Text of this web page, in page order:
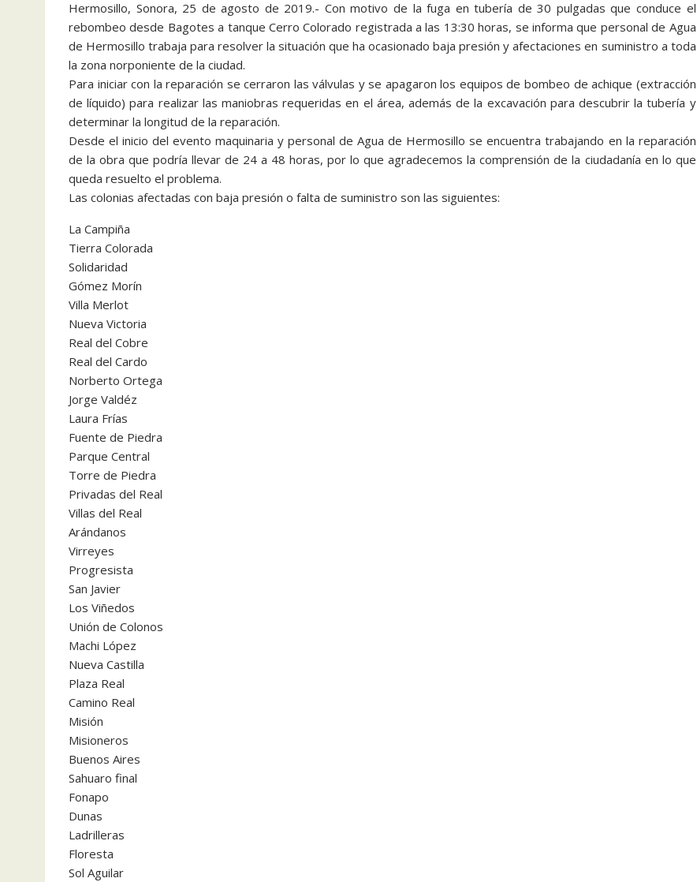
Hermosillo, Sonora, 25 de agosto de 2019.- Con motivo de la fuga en tubería de 30 pulgadas que conduce el
rebombeo desde Bagotes a tanque Cerro Colorado registrada a las 13:30 horas, se informa que personal de Agua
de Hermosillo trabaja para resolver la situación que ha ocasionado baja presión y afectaciones en suministro a toda
la zona norponiente de la ciudad.
Para iniciar con la reparación se cerraron las válvulas y se apagaron los equipos de bombeo de achique (extracción
de líquido) para realizar las maniobras requeridas en el área, además de la excavación para descubrir la tubería y
determinar la longitud de la reparación.
Desde el inicio del evento maquinaria y personal de Agua de Hermosillo se encuentra trabajando en la reparación
de la obra que podría llevar de 24 a 48 horas, por lo que agradecemos la comprensión de la ciudadanía en lo que
queda resuelto el problema.
Las colonias afectadas con baja presión o falta de suministro son las siguientes:
La Campiña
Tierra Colorada
Solidaridad
Gómez Morín
Villa Merlot
Nueva Victoria
Real del Cobre
Real del Cardo
Norberto Ortega
Jorge Valdéz
Laura Frías
Fuente de Piedra
Parque Central
Torre de Piedra
Privadas del Real
Villas del Real
Arándanos
Virreyes
Progresista
San Javier
Los Viñedos
Unión de Colonos
Machi López
Nueva Castilla
Plaza Real
Camino Real
Misión
Misioneros
Buenos Aires
Sahuaro final
Fonapo
Dunas
Ladrilleras
Floresta
Sol Aguilar